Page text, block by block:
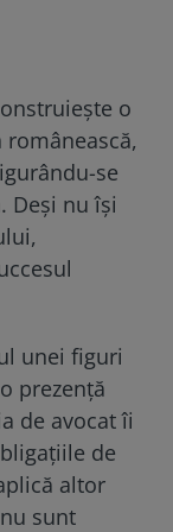
o
se
Deși nu își
unei figuri
prezență
de avocat îi
de
altor
sunt